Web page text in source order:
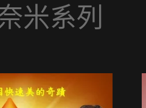
米系列